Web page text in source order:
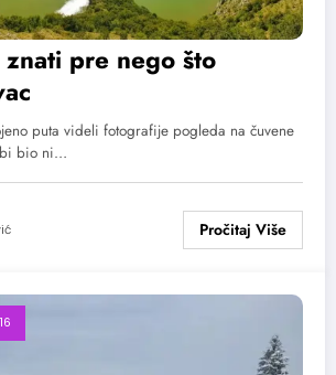
znati pre nego što
puta videli fotografije pogleda na čuvene
bi bio ni…